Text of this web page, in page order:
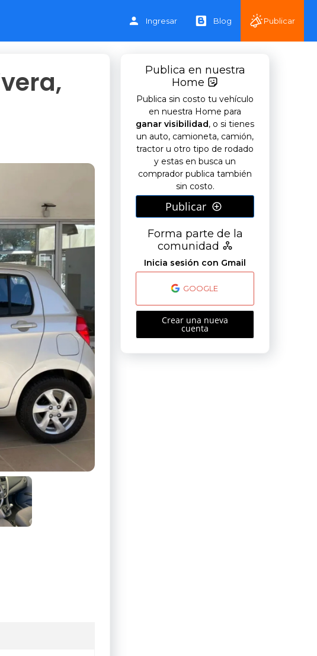
Ingresar Blog Publicar
Publica en nuestra
Home
Publica sin costo tu vehículo
en nuestra Home para
ganar visibilidad, o si tienes
un auto, camioneta, camión,
tractor u otro tipo de rodado
y estas en busca un
comprador publica también
sin costo.
Publicar
Forma parte de la
comunidad
Inicia sesión con Gmail
GOOGLE
Crear una nueva
cuenta